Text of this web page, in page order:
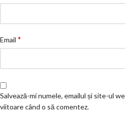
Email *
Salvează-mi numele, emailul și site-ul
viitoare când o să comentez.